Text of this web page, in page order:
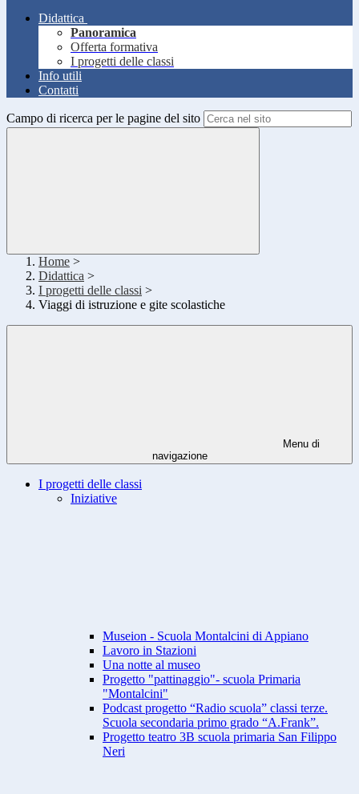
Didattica
Panoramica
Offerta formativa
I progetti delle classi
Info utili
Contatti
Campo di ricerca per le pagine del sito
Home >
Didattica >
I progetti delle classi >
Viaggi di istruzione e gite scolastiche
Menu di
navigazione
I progetti delle classi
Iniziative
Museion - Scuola Montalcini di Appiano
Lavoro in Stazioni
Una notte al museo
Progetto "pattinaggio"- scuola Primaria
"Montalcini"
Podcast progetto “Radio scuola” classi terze.
Scuola secondaria primo grado “A.Frank”.
Progetto teatro 3B scuola primaria San Filippo
Neri